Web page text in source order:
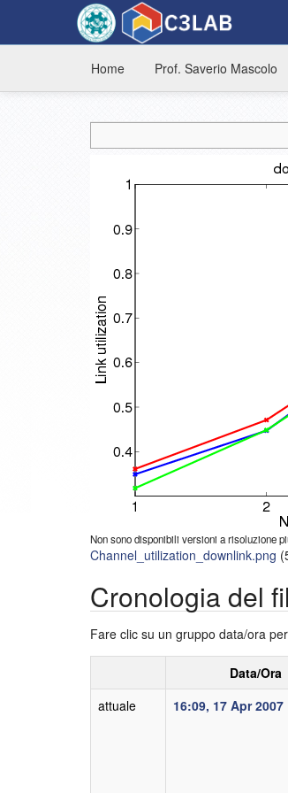
Home Prof. Saverio Mascolo
Non sono disponibili versioni a risoluzione
Channel_utilization_downlink.png
Cronologia del
Fare clic su un gruppo data/ora
Data/Ora
attuale
16:09, 17 Apr 2007